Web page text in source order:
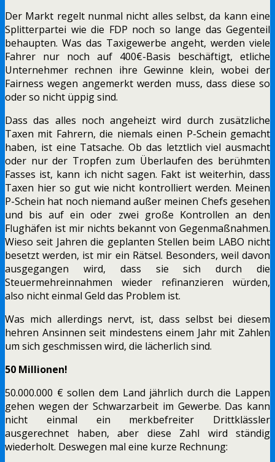
Der Markt regelt nunmal nicht alles selbst, da kann eine
Splitterpartei wie die FDP noch so lange das Gegenteil
behaupten. Was das Taxigewerbe angeht, werden viele
Fahrer nur noch auf 400€-Basis beschäftigt, etliche
Unternehmer rechnen ihre Gewinne klein, wobei der
Fairness wegen angemerkt werden muss, dass diese so
oder so nicht üppig sind.
Dass das alles noch angeheizt wird durch zusätzliche
Taxen mit Fahrern, die niemals einen P-Schein gemacht
haben, ist eine Tatsache. Ob das letztlich viel ausmacht
oder nur der Tropfen zum Überlaufen des berühmten
Fasses ist, kann ich nicht sagen. Fakt ist weiterhin, dass
Taxen hier so gut wie nicht kontrolliert werden. Meinen
P-Schein hat noch niemand außer meinen Chefs gesehen
und bis auf ein oder zwei große Kontrollen an den
Flughäfen ist mir nichts bekannt von Gegenmaßnahmen.
Wieso seit Jahren die geplanten Stellen beim LABO nicht
besetzt werden, ist mir ein Rätsel. Besonders, weil davon
ausgegangen wird, dass sie sich durch die
Steuermehreinnahmen wieder refinanzieren würden,
also nicht einmal Geld das Problem ist.
Was mich allerdings nervt, ist, dass selbst bei diesem
hehren Ansinnen seit mindestens einem Jahr mit Zahlen
um sich geschmissen wird, die lächerlich sind.
50 Millionen!
50.000.000 € sollen dem Land jährlich durch die Lappen
gehen wegen der Schwarzarbeit im Gewerbe. Das kann
nicht einmal ein merkbefreiter Drittklässler
ausgerechnet haben, aber diese Zahl wird ständig
wiederholt. Deswegen mal eine kurze Rechnung: